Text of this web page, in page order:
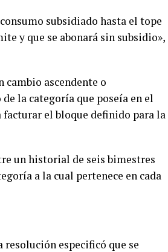
subsidiado hasta el tope
y que se abonará sin subsidio»,
cambio ascendente o
la categoría que poseía en el
el bloque definido para la
un historial de seis bimestres
a la cual pertenece en cada
resolución especificó que se